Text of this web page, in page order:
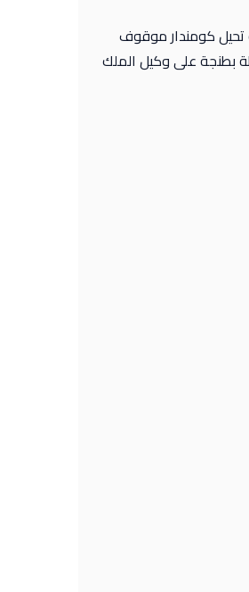
تحيل كومندار موقوف
على وكيل الملك